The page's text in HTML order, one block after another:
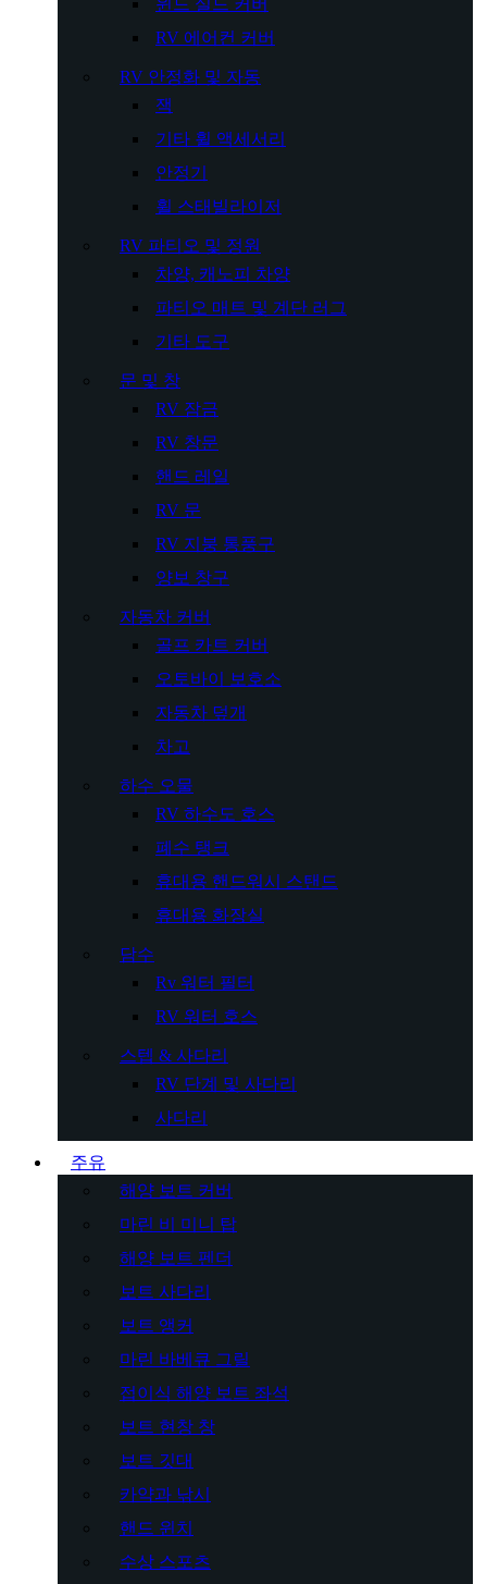
RV 에어컨 커버
RV 안정화 및 자동
잭
기타 휠 액세서리
안정기
휠 스태빌라이저
RV 파티오 및 정원
차양, 캐노피 차양
파티오 매트 및 계단 러그
기타 도구
문 및 창
RV 잠금
RV 창문
핸드 레일
RV 문
RV 지붕 통풍구
양보 창구
자동차 커버
골프 카트 커버
오토바이 보호소
자동차 덮개
차고
하수 오물
RV 하수도 호스
폐수 탱크
휴대용 핸드워시 스탠드
휴대용 화장실
담수
Rv 워터 필터
RV 워터 호스
스텝 & 사다리
RV 단계 및 사다리
사다리
주유
해양 보트 커버
마린 비 미니 탑
해양 보트 펜더
보트 사다리
보트 앵커
마린 바베큐 그릴
접이식 해양 보트 좌석
보트 현창 창
보트 깃대
카약과 낚시
핸드 윈치
수상 스포츠